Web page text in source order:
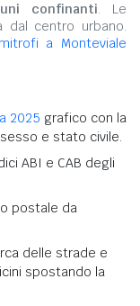
confinanti. Le
dal centro urbano.
a Monteviale
2025 grafico con la
e stato civile.
ABI e CAB degli
postale da
delle strade e
spostando la